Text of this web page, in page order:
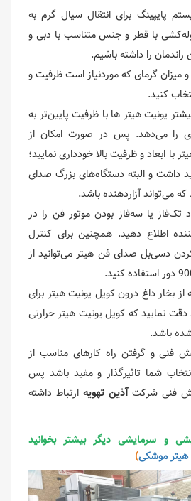
پایپینگ برای انتقال سیال گرم به
با قطر و جنس متناسب با دبی و
را داشته باشیم.
و میزان گرمای که موردنیاز است ظرفیت و
کنید.
یونیت هیتر ها با ظرفیت پایین‌تر به
را می‌دهد. پس در صورت امکان از
با ابعاد و ظرفیت بالا خودداری نمایید؛
داشت و البته دستگاه‌های بزرگ صدای
که می‌تواند آزاردهنده باشد.
تک‌فاز یا سه‌فاز بودن موتور فن را در
اطلاع دهید. همچنین برای کنترل
دسی‌بل صدای فن هیتر می‌توانید از
از بخار داغ درون کویل یونیت هیتر برای
نمایید که کویل یونیت هیتر حرارتی
باشد.
فنی و گرفتن راه کارهای مناسب از
شما تاثیرگذار و مفید باشد پس
فنی شرکتآذین تهویه ارتباط داشته
و سرمایشی دیگر بیشتر بخوانید
موشکی)